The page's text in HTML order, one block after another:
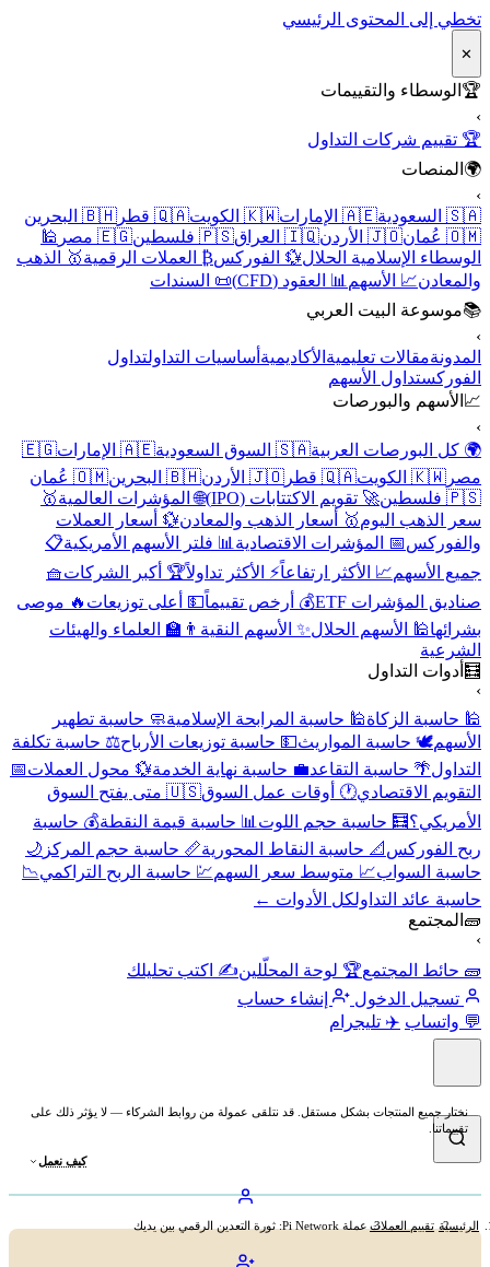
تخطي إلى المحتوى الرئيسي
✕
🏆 الوسطاء والتقييمات
›
🏆 تقييم شركات التداول
🌍 المنصات
›
🇸🇦 السعودية
🇦🇪 الإمارات 🇰🇼 الكويت 🇶🇦 قطر
🇧🇭 البحرين
🇴🇲 عُمان
🇯🇴 الأردن 🇮🇶 العراق 🇵🇸 فلسطين 🇪🇬 مصر
🕌
الوسطاء الإسلامية الحلال💱 الفوركس₿ العملات الرقمية🥇 الذهب
والمعادن📈 الأسهم 📊 العقود (CFD)
📜 السندات
📚موسوعة البيت العربي
›
المدونةمقالات تعليمية الأكاديمية أساسيات التداولتداول
الفوركستداول الأسهم
📈 الأسهم والبورصات
›
🌍 كل البورصات العربية🇸🇦 السوق السعودية 🇦🇪 الإمارات
🇪🇬
مصر 🇰🇼 الكويت 🇶🇦 قطر 🇯🇴 الأردن 🇧🇭 البحرين
🇴🇲 عُمان
🇵🇸 فلسطين
🚀 تقويم الاكتتابات (IPO) 🌐 المؤشرات العالمية🥇
سعر الذهب اليوم🥇 أسعار الذهب والمعادن💱 أسعار العملات
والفوركس📅 المؤشرات الاقتصادية 📊 فلتر الأسهم الأمريكية📋
جميع الأسهم📈 الأكثر ارتفاعاً⚡ الأكثر تداولاً🏆 أكبر الشركات🧺
صناديق المؤشرات ETF
💰 أرخص تقييماً💵 أعلى توزيعات 🔥 موصى
بشرائها🕌 الأسهم الحلال✨ الأسهم النقية 👨‍🏫 العلماء والهيئات
الشرعية
🧮 أدوات التداول
›
🕌 حاسبة الزكاة🕌 حاسبة المرابحة الإسلامية🧼 حاسبة تطهير
الأسهم🕊️ حاسبة المواريث💵 حاسبة توزيعات الأرباح⚖️ حاسبة تكلفة
التداول🌴 حاسبة التقاعد💼 حاسبة نهاية الخدمة💱 محول العملات📅
التقويم الاقتصادي🕐 أوقات عمل السوق
🇺🇸 متى يفتح السوق
الأمريكي؟🧮 حاسبة حجم اللوت 📊 حاسبة قيمة النقطة💰 حاسبة
ربح الفوركس 📐 حاسبة النقاط المحورية📏 حاسبة حجم المركز 🌙
حاسبة السواب📈 متوسط سعر السهم💹 حاسبة الربح التراكمي📉
حاسبة عائد التداولكل الأدوات ←
🧱 المجتمع
›
🧱 حائط المجتمع🏆 لوحة المحلّلين✍️ اكتب تحليلك
تسجيل الدخول
إنشاء حساب
💬 واتساب ✈️ تليجرام
نختار جميع المنتجات بشكل مستقل. قد نتلقى عمولة من روابط الشركاء — لا يؤثر ذلك على
تقييماتنا.
كيف نعمل
الرئيسية تقييم العملات عملة Pi Network: ثورة التعدين الرقمي بين يديك